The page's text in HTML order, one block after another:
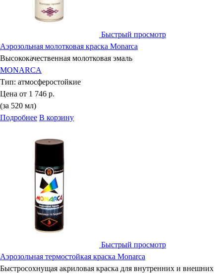
Быстрый просмотр
Аэрозольная молотковая краска Monarca
Высококачественная молотковая эмаль
MONARCA
Тип: атмосферостойкие
Цена от 1 746 р.
(за 520 мл)
Подробнее В корзину
Быстрый просмотр
Аэрозольная термостойкая краска Monarca
Быстросохнущая акриловая краска для внутренних и внешних